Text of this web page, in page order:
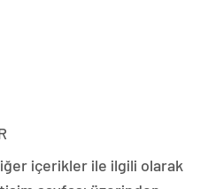
içerikler ile ilgili olarak